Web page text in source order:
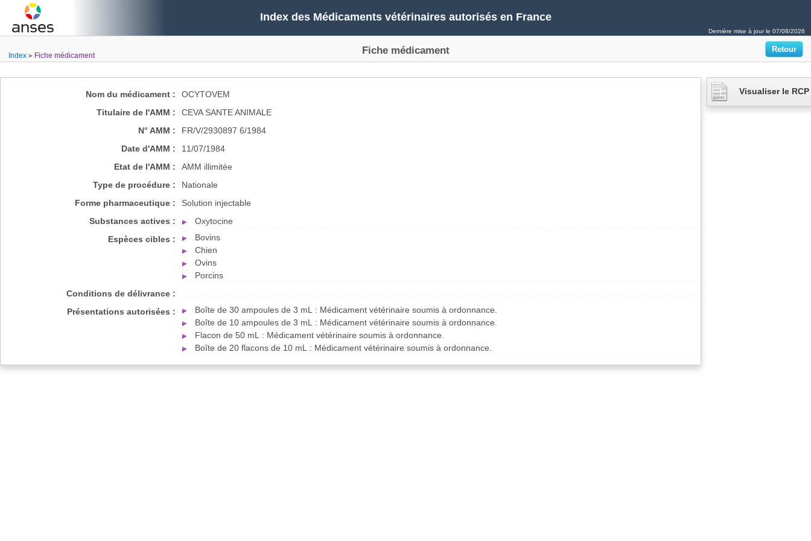
Index des Médicaments vétérinaires autorisés en France
Dernière mise à jour le 07/08/2026
Index Fiche médicament Fiche médicament
Nom du médicament :
OCYTOVEM
Titulaire de l'AMM :
CEVA SANTE ANIMALE
N° AMM :
FR/V/2930897 6/1984
Date d'AMM :
11/07/1984
Etat de l'AMM :
AMM illimitée
Type de procédure :
Nationale
Forme pharmaceutique :
Solution injectable
Substances actives :
Oxytocine
Espèces cibles :
Bovins
Chien
Ovins
Porcins
Conditions de délivrance :
Présentations autorisées :
Boîte de 30 ampoules de 3 mL : Médicament vétérinaire soumis à ordonnance.
Boîte de 10 ampoules de 3 mL : Médicament vétérinaire soumis à ordonnance.
Flacon de 50 mL : Médicament vétérinaire soumis à ordonnance.
Boîte de 20 flacons de 10 mL : Médicament vétérinaire soumis à ordonnance.
Visualiser le RCP